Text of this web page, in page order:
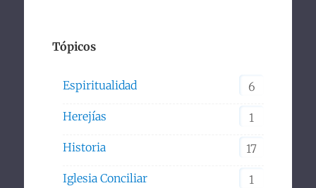
Tópicos
Espiritualidad 6
Herejías 1
Historia 17
Iglesia Conciliar 1